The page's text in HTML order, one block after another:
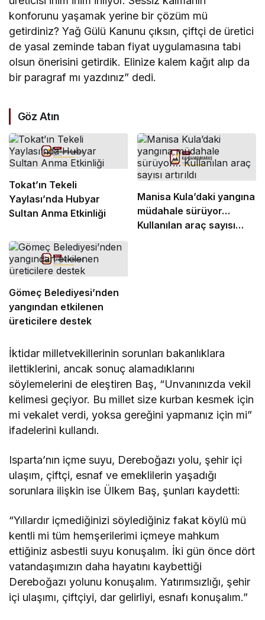
konforunu yaşamak yerine bir çözüm mü
getirdiniz? Yağ Gülü Kanunu çıksın, çiftçi de üretici
de yasal zeminde taban fiyat uygulamasına tabi
olsun önerisini getirdik. Elinize kalem kağıt alıp da
bir paragraf mı yazdınız” dedi.
Göz Atın
Tokat’ın Tekeli
Yaylası’nda Hubyar
Sultan Anma Etkinliği
Manisa Kula’daki yangına
müdahale sürüyor…
Kullanılan araç sayısı
Gömeç Belediyesi’nden
yangından etkilenen
üreticilere destek
İktidar milletvekillerinin sorunları bakanlıklara
ilettiklerini, ancak sonuç alamadıklarını
söylemelerini de eleştiren Baş, “Unvanınızda vekil
kelimesi geçiyor. Bu millet size kurban kesmek için
mi vekalet verdi, yoksa gereğini yapmanız için mi”
ifadelerini kullandı.
Isparta’nın içme suyu, Dereboğazı yolu, şehir içi
ulaşım, çiftçi, esnaf ve emeklilerin yaşadığı
sorunlara ilişkin ise Ülkem Baş, şunları kaydetti:
“Yıllardır içmediğinizi söylediğiniz fakat köylü mü
kentli mi tüm hemşerilerimi içmeye mahkum
ettiğiniz asbestli suyu konuşalım. İki gün önce dört
vatandaşımızın daha hayatını kaybettiği
Dereboğazı yolunu konuşalım. Yatırımsızlığı, şehir
içi ulaşımı, çiftçiyi, dar gelirliyi, esnafı konuşalım.”